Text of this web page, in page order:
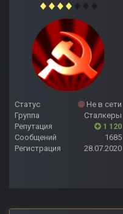
Статус
Не в сети
Группа
Сталкеры
Репутация
1 120
Сообщений
1685
Регистрация
28.07.2020